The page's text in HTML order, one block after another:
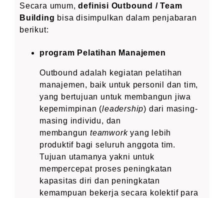
Secara umum,definisi Outbound / Team
Building bisa disimpulkan dalam penjabaran
berikut:
program Pelatihan Manajemen
Outbound adalah kegiatan pelatihan
manajemen, baik untuk personil dan tim,
yang bertujuan untuk membangun jiwa
kepemimpinan (leadership) dari masing-
masing individu, dan
membangunteamworkyang lebih
produktif bagi seluruh anggota tim.
Tujuan utamanya yakni untuk
mempercepat proses peningkatan
kapasitas diri dan peningkatan
kemampuan bekerja secara kolektif para